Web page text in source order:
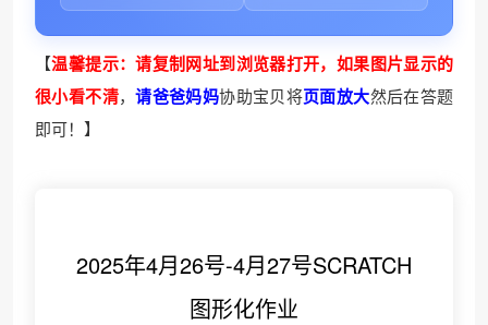
【温馨提示：请复制网址到浏览器打开， 如果图片显示的
很小看不清，请爸爸妈妈协助宝贝将页面放大然后在答题
即可！】
2025年4月26号-4月27号SCRATCH
图形化作业